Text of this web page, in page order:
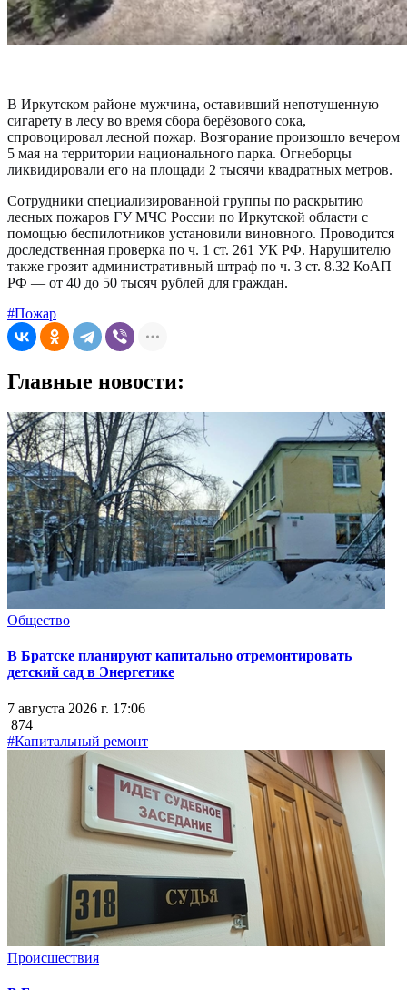
В Иркутском районе мужчина, оставивший непотушенную
сигарету в лесу во время сбора берёзового сока,
спровоцировал лесной пожар. Возгорание произошло вечером
5 мая на территории национального парка. Огнеборцы
ликвидировали его на площади 2 тысячи квадратных метров.
Сотрудники специализированной группы по раскрытию
лесных пожаров ГУ МЧС России по Иркутской области с
помощью беспилотников установили виновного. Проводится
доследственная проверка по ч. 1 ст. 261 УК РФ. Нарушителю
также грозит административный штраф по ч. 3 ст. 8.32 КоАП
РФ — от 40 до 50 тысяч рублей для граждан.
#Пожар
Главные новости:
Общество
В Братске планируют капитально отремонтировать
детский сад в Энергетике
7 августа 2026 г. 17:06
874
#Капитальный ремонт
Происшествия